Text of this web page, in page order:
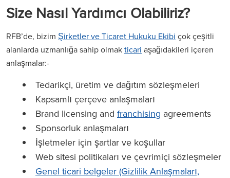
Size Nasıl Yardımcı Olabiliriz?
RFB’de, bizim Şirketler ve Ticaret Hukuku Ekibi çok çeşitli
alanlarda uzmanlığa sahip olmakticari aşağıdakileri içeren
anlaşmalar:-
Tedarikçi, üretim ve dağıtım sözleşmeleri
Kapsamlı çerçeve anlaşmaları
Brand licensing and franchising agreements
Sponsorluk anlaşmaları
İşletmeler için şartlar ve koşullar
Web sitesi politikaları ve çevrimiçi sözleşmeler
Genel ticari belgeler (Gizlilik Anlaşmaları,